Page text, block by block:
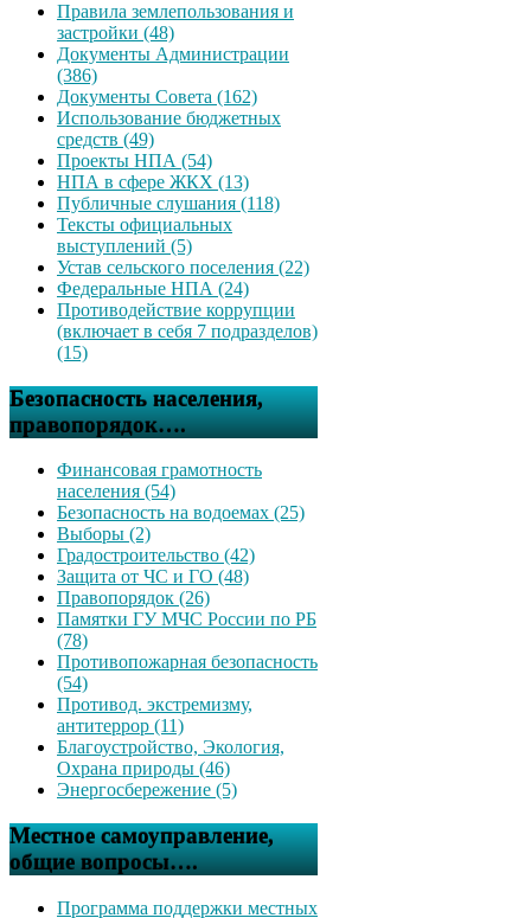
Правила землепользования и
застройки (48)
Документы Администрации
(386)
Документы Совета (162)
Использование бюджетных
средств (49)
Проекты НПА (54)
НПА в сфере ЖКХ (13)
Публичные слушания (118)
Тексты официальных
выступлений (5)
Устав сельского поселения (22)
Федеральные НПА (24)
Противодействие коррупции
(включает в себя 7 подразделов)
(15)
Безопасность населения,
правопорядок….
Финансовая грамотность
населения (54)
Безопасность на водоемах (25)
Выборы (2)
Градостроительство (42)
Защита от ЧС и ГО (48)
Правопорядок (26)
Памятки ГУ МЧС России по РБ
(78)
Противопожарная безопасность
(54)
Противод. экстремизму,
антитеррор (11)
Благоустройство, Экология,
Охрана природы (46)
Энергосбережение (5)
Местное самоуправление,
общие вопросы….
Программа поддержки местных